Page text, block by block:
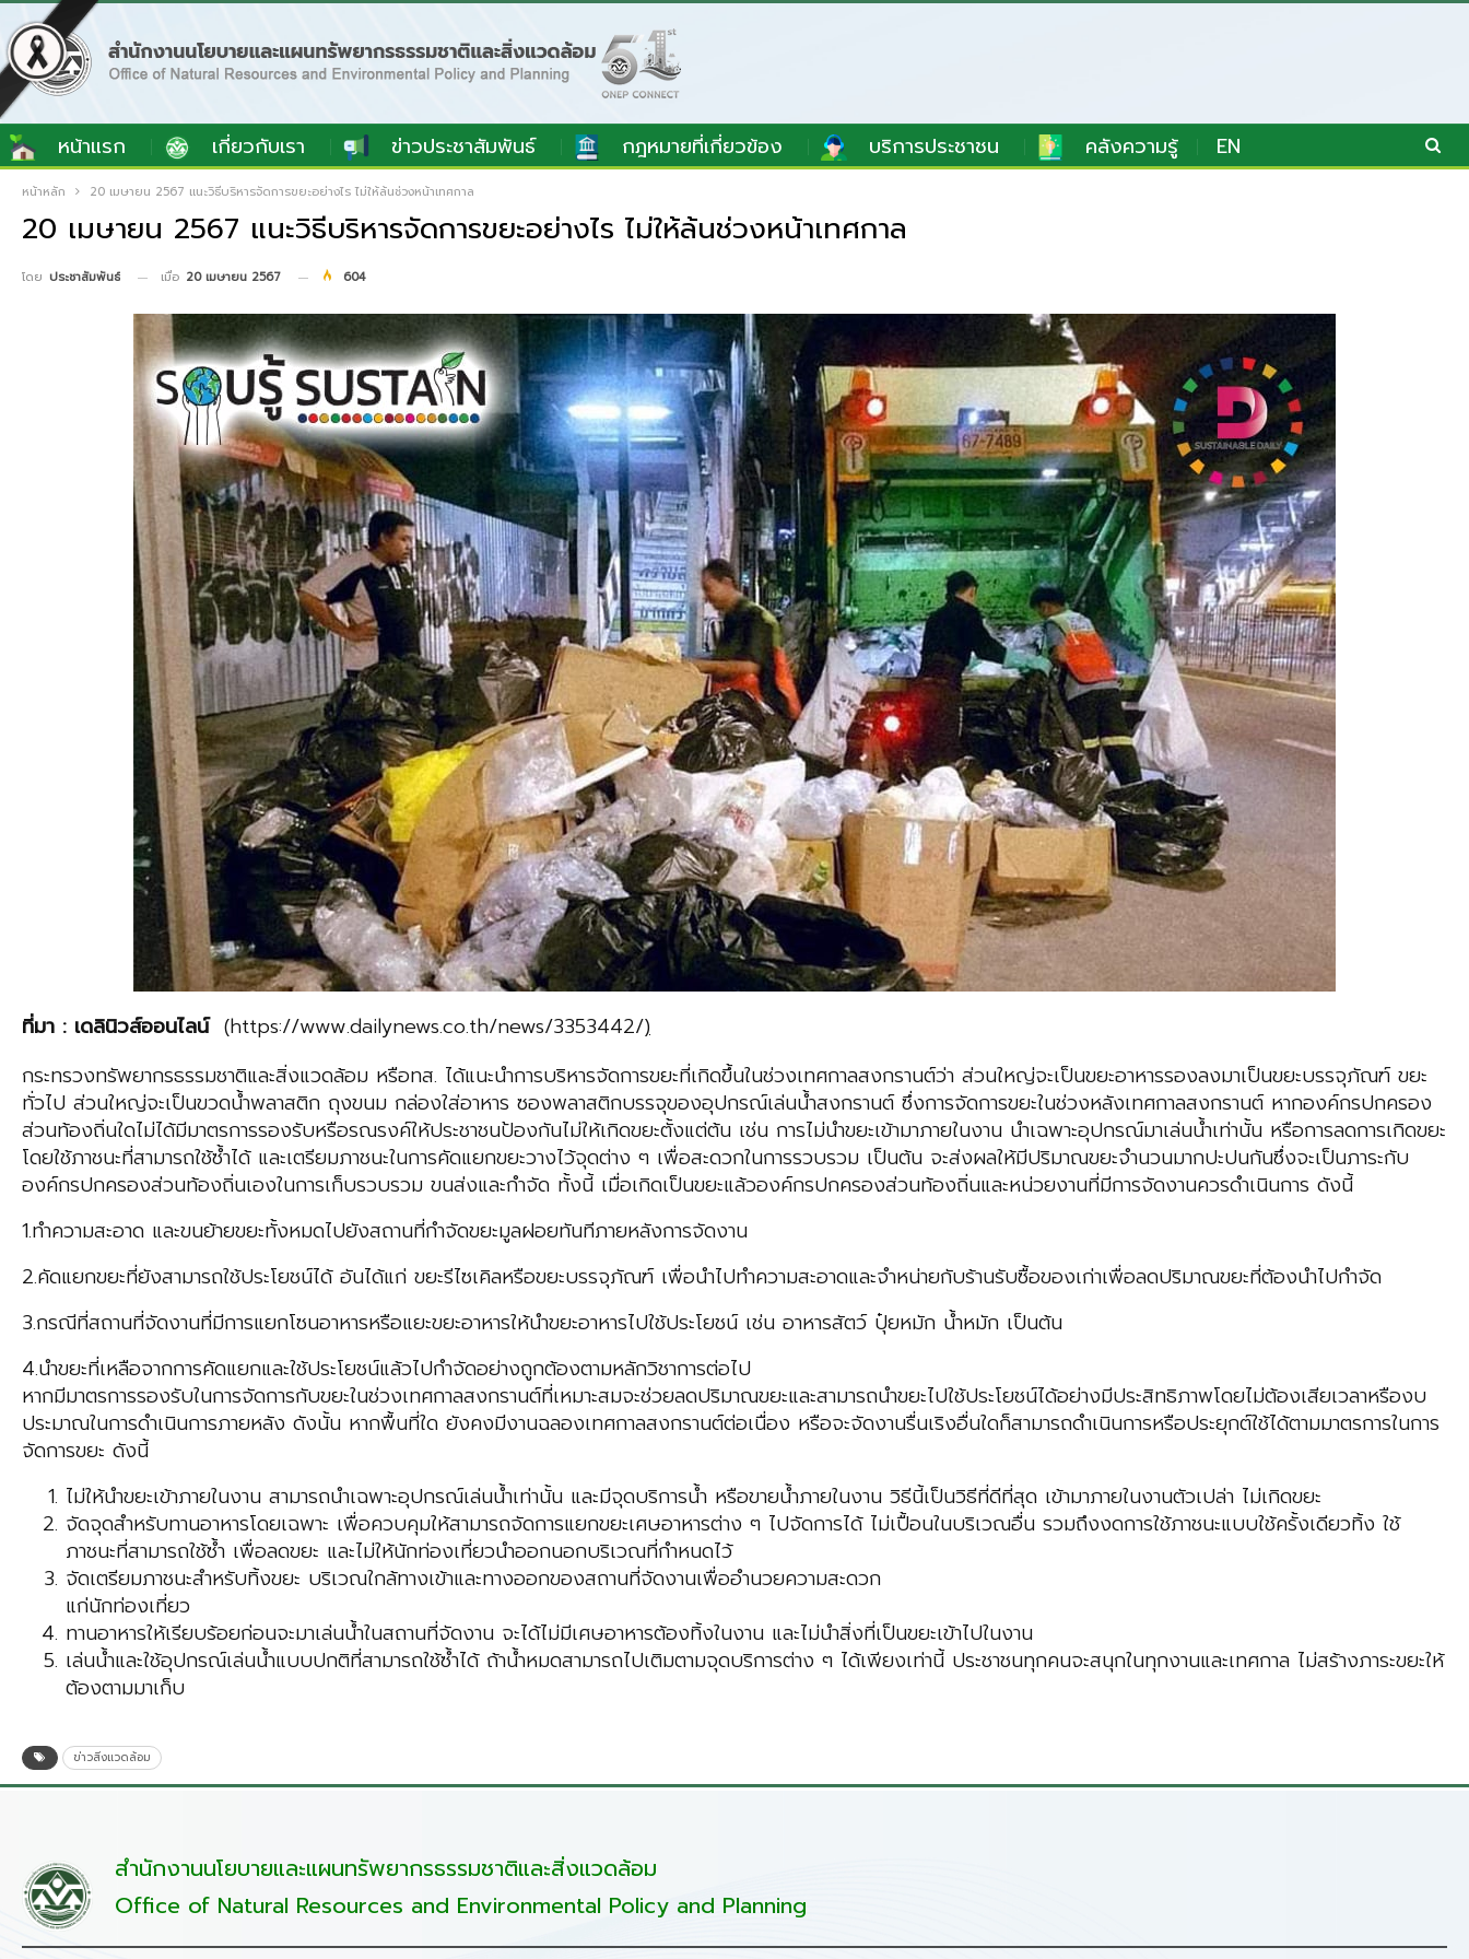
หน้าแรก เกี่ยวกับเรา ข่าวประชาสัมพันธ์ กฎหมายที่เกี่ยวข้อง บริการประชาชน คลังความรู้ EN
หน้าหลัก 20 เมษายน 2567 แนะวิธีบริหารจัดการขยะอย่างไร ไม่ให้ล้นช่วงหน้าเทศกาล
20 เมษายน 2567 แนะวิธีบริหารจัดการขยะอย่างไร ไม่ให้ล้นช่วงหน้าเทศกาล
โดย ประชาสัมพันธ์ เมื่อ 20 เมษายน 2567 604
ที่มา : เดลินิวส์ออนไลน์ (https://www.dailynews.co.th/news/3353442/)
กระทรวงทรัพยากรธรรมชาติและสิ่งแวดล้อม หรือทส. ได้แนะนำการบริหารจัดการขยะที่เกิดขึ้นในช่วงเทศกาลสงกรานต์ว่า ส่วนใหญ่จะเป็นขยะอาหารรองลงมาเป็นขยะบรรจุภัณฑ์ ขยะ
ทั่วไป ส่วนใหญ่จะเป็นขวดนํ้าพลาสติก ถุงขนม กล่องใส่อาหาร ซองพลาสติกบรรจุของอุปกรณ์เล่นนํ้าสงกรานต์ ซึ่งการจัดการขยะในช่วงหลังเทศกาลสงกรานต์ หากองค์กรปกครอง
ส่วนท้องถิ่นใดไม่ได้มีมาตรการรองรับหรือรณรงค์ให้ประชาชนป้องกันไม่ให้เกิดขยะตั้งแต่ต้น เช่น การไม่นำขยะเข้ามาภายในงาน นำเฉพาะอุปกรณ์มาเล่นนํ้าเท่านั้น หรือการลดการเกิดขยะ
โดยใช้ภาชนะที่สามารถใช้ซํ้าได้ และเตรียมภาชนะในการคัดแยกขยะวางไว้จุดต่าง ๆ เพื่อสะดวกในการรวบรวม เป็นต้น จะส่งผลให้มีปริมาณขยะจำนวนมากปะปนกันซึ่งจะเป็นภาระกับ
องค์กรปกครองส่วนท้องถิ่นเองในการเก็บรวบรวม ขนส่งและกำจัด ทั้งนี้ เมื่อเกิดเป็นขยะแล้วองค์กรปกครองส่วนท้องถิ่นและหน่วยงานที่มีการจัดงานควรดำเนินการ ดังนี้
1.ทำความสะอาด และขนย้ายขยะทั้งหมดไปยังสถานที่กำจัดขยะมูลฝอยทันทีภายหลังการจัดงาน
2.คัดแยกขยะที่ยังสามารถใช้ประโยชน์ได้ อันได้แก่ ขยะรีไซเคิลหรือขยะบรรจุภัณฑ์ เพื่อนำไปทำความสะอาดและจำหน่ายกับร้านรับซื้อของเก่าเพื่อลดปริมาณขยะที่ต้องนำไปกำจัด
3.กรณีที่สถานที่จัดงานที่มีการแยกโซนอาหารหรือแยะขยะอาหารให้นำขยะอาหารไปใช้ประโยชน์ เช่น อาหารสัตว์ ปุ๋ยหมัก นํ้าหมัก เป็นต้น
4.นำขยะที่เหลือจากการคัดแยกและใช้ประโยชน์แล้วไปกำจัดอย่างถูกต้องตามหลักวิชาการต่อไป
หากมีมาตรการรองรับในการจัดการกับขยะในช่วงเทศกาลสงกรานต์ที่เหมาะสมจะช่วยลดปริมาณขยะและสามารถนำขยะไปใช้ประโยชน์ได้อย่างมีประสิทธิภาพโดยไม่ต้องเสียเวลาหรืองบ
ประมาณในการดำเนินการภายหลัง ดังนั้น หากพื้นที่ใด ยังคงมีงานฉลองเทศกาลสงกรานต์ต่อเนื่อง หรือจะจัดงานรื่นเริงอื่นใดก็สามารถดำเนินการหรือประยุกต์ใช้ได้ตามมาตรการในการ
จัดการขยะ ดังนี้
ไม่ให้นำขยะเข้าภายในงาน สามารถนำเฉพาะอุปกรณ์เล่นน้ำเท่านั้น และมีจุดบริการน้ำ หรือขายน้ำภายในงาน วิธีนี้เป็นวิธีที่ดีที่สุด เข้ามาภายในงานตัวเปล่า ไม่เกิดขยะ
จัดจุดสำหรับทานอาหารโดยเฉพาะ เพื่อควบคุมให้สามารถจัดการแยกขยะเศษอาหารต่าง ๆ ไปจัดการได้ ไม่เปื้อนในบริเวณอื่น รวมถึงงดการใช้ภาชนะแบบใช้ครั้งเดียวทิ้ง ใช้
ภาชนะที่สามารถใช้ซ้ำ เพื่อลดขยะ และไม่ให้นักท่องเที่ยวนำออกนอกบริเวณที่กำหนดไว้
จัดเตรียมภาชนะสำหรับทิ้งขยะ บริเวณใกล้ทางเข้าและทางออกของสถานที่จัดงานเพื่ออำนวยความสะดวก
แก่นักท่องเที่ยว
ทานอาหารให้เรียบร้อยก่อนจะมาเล่นน้ำในสถานที่จัดงาน จะได้ไม่มีเศษอาหารต้องทิ้งในงาน และไม่นำสิ่งที่เป็นขยะเข้าไปในงาน
เล่นน้ำและใช้อุปกรณ์เล่นน้ำแบบปกติที่สามารถใช้ซ้ำได้ ถ้าน้ำหมดสามารถไปเติมตามจุดบริการต่าง ๆ ได้เพียงเท่านี้ ประชาชนทุกคนจะสนุกในทุกงานและเทศกาล ไม่สร้างภาระขยะให้
ต้องตามมาเก็บ
ข่าวสิ่งแวดล้อม
สำนักงานนโยบายและแผนทรัพยากรธรรมชาติและสิ่งแวดล้อม
Office of Natural Resources and Environmental Policy and Planning